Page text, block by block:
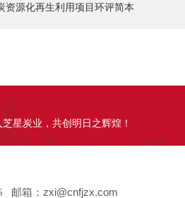
资源化再生利用项目环评简本
星炭业，共创明日之辉煌！
邮箱：zxi@cnfjzx.com